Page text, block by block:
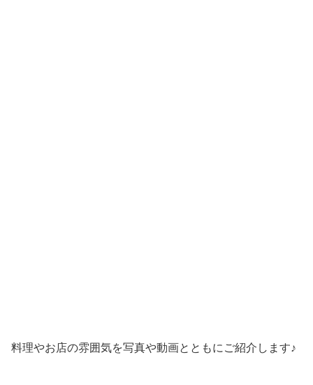
料理やお店の雰囲気を写真や動画とともにご紹介します♪